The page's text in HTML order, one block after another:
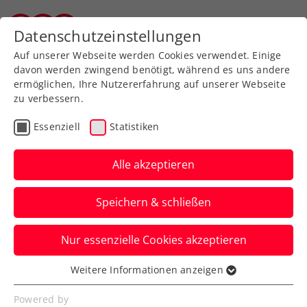
Players’ Lounge
Datenschutzeinstellungen
Auf unserer Webseite werden Cookies verwendet. Einige
davon werden zwingend benötigt, während es uns andere
ermöglichen, Ihre Nutzererfahrung auf unserer Webseite
zu verbessern.
Essenziell Statistiken
Alle akzeptieren
Speichern & schließen
Nur essenzielle Cookies akzeptieren
Essenziell
Essenzielle Cookies werden für grundlegende
Weitere Informationen anzeigen
Powered by